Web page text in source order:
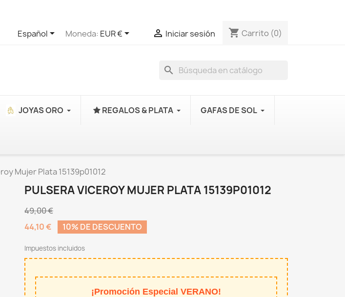
Español Moneda: EUR €  Iniciar sesión shopping_cart Carrito (0)
search
JOYAS ORO REGALOS & PLATA GAFAS DE SOL
Mujer Plata 15139p01012
PULSERA VICEROY MUJER PLATA 15139P01012
49,00 €
44,10 €
10% DE DESCUENTO
Impuestos incluidos
¡Promoción Especial VERANO!